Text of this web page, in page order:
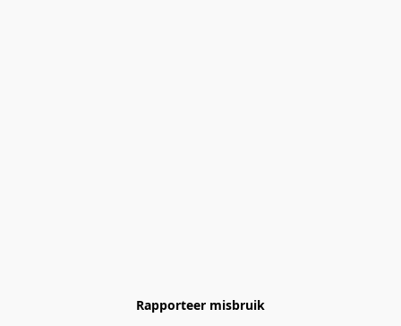
Rapporteer misbruik